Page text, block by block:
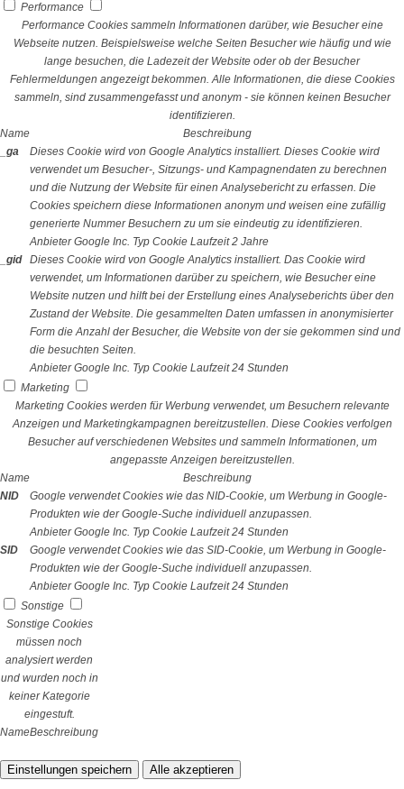
Performance
Performance Cookies sammeln Informationen darüber, wie Besucher eine
Webseite nutzen. Beispielsweise welche Seiten Besucher wie häufig und wie
lange besuchen, die Ladezeit der Website oder ob der Besucher
Fehlermeldungen angezeigt bekommen. Alle Informationen, die diese Cookies
sammeln, sind zusammengefasst und anonym - sie können keinen Besucher
identifizieren.
Name
Beschreibung
_ga
Dieses Cookie wird von Google Analytics installiert. Dieses Cookie wird
verwendet um Besucher-, Sitzungs- und Kampagnendaten zu berechnen
und die Nutzung der Website für einen Analysebericht zu erfassen. Die
Cookies speichern diese Informationen anonym und weisen eine zufällig
generierte Nummer Besuchern zu um sie eindeutig zu identifizieren.
Anbieter Google Inc. Typ Cookie Laufzeit 2 Jahre
_gid
Dieses Cookie wird von Google Analytics installiert. Das Cookie wird
verwendet, um Informationen darüber zu speichern, wie Besucher eine
Website nutzen und hilft bei der Erstellung eines Analyseberichts über den
Zustand der Website. Die gesammelten Daten umfassen in anonymisierter
Form die Anzahl der Besucher, die Website von der sie gekommen sind und
die besuchten Seiten.
Anbieter Google Inc. Typ Cookie Laufzeit 24 Stunden
Marketing
Marketing Cookies werden für Werbung verwendet, um Besuchern relevante
Anzeigen und Marketingkampagnen bereitzustellen. Diese Cookies verfolgen
Besucher auf verschiedenen Websites und sammeln Informationen, um
angepasste Anzeigen bereitzustellen.
Name
Beschreibung
NID
Google verwendet Cookies wie das NID-Cookie, um Werbung in Google-
Produkten wie der Google-Suche individuell anzupassen.
Anbieter Google Inc. Typ Cookie Laufzeit 24 Stunden
SID
Google verwendet Cookies wie das SID-Cookie, um Werbung in Google-
Produkten wie der Google-Suche individuell anzupassen.
Anbieter Google Inc. Typ Cookie Laufzeit 24 Stunden
Sonstige
Sonstige Cookies
müssen noch
analysiert werden
und wurden noch in
keiner Kategorie
eingestuft.
NameBeschreibung
Einstellungen speichern Alle akzeptieren